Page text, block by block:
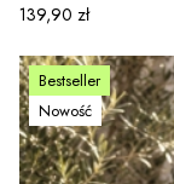
Cena
139,90 zł
Bestseller
Nowość